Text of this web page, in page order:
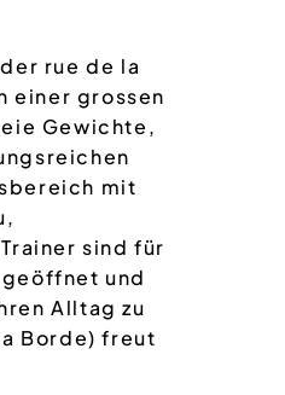
rue de la
einer grossen
Gewichte,
mit
sind für
und
Alltag zu
Borde) freut